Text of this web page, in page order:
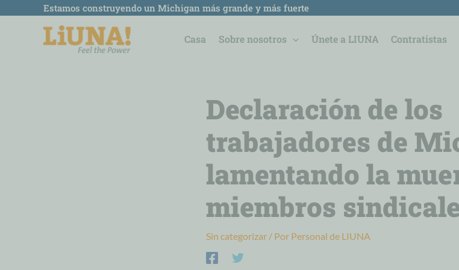
Estamos construyendo un Michigan más grande y más fuerte
Casa Sobre nosotros Únete a LIUNA Contratistas
Declaración de los
trabajadores de
lamentando la
miembros
Sin categorizar / Por Personal de LIUNA